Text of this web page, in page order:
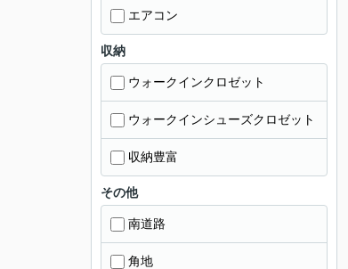
エアコン
収納
ウォークインクロゼット
ウォークインシューズクロゼット
収納豊富
その他
南道路
角地